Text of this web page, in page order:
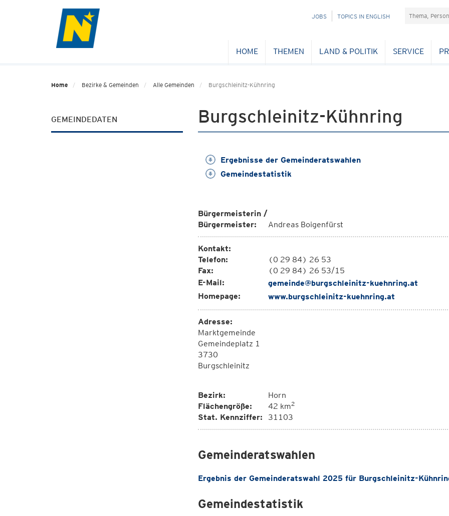
NAVIGATION
JOBS TOPICS IN ENGLISH Suchefeld
HOME THEMEN LAND & POLITIK SERVICE
Home Bezirke & Gemeinden Alle Gemeinden Burgschleinitz-Kühnring
GEMEINDEDATEN Burgschleinitz-Kühnring
Ergebnisse der Gemeinderatswahlen
Gemeindestatistik
Bürgermeisterin /
Bürgermeister:
Andreas Boigenfürst
Kontakt:
Telefon:
(0 29 84) 26 53
Fax:
(0 29 84) 26 53/15
E-Mail:
gemeinde@burgschleinitz-kuehnring.at
Homepage:
www.burgschleinitz-kuehnring.at
Adresse:
Marktgemeinde
Gemeindeplatz 1
3730
Burgschleinitz
Bezirk:
Horn
Flächengröße:
42 km2
Stat. Kennziffer: 31103
Gemeinderatswahlen
Ergebnis der Gemeinderatswahl 2025 für Burgschleinitz-
Gemeindestatistik